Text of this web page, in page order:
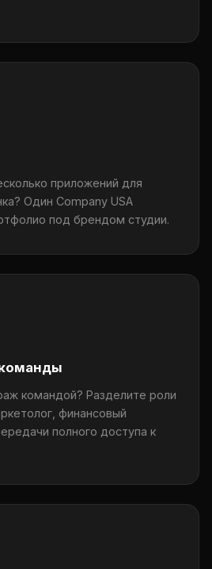
приложений для
Один Company USA
под брендом студии.
командой? Разделите роли
финансовый
полного доступа к